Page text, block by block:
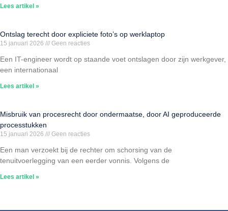
Lees artikel »
Ontslag terecht door expliciete foto’s op werklaptop
15 januari 2026 Geen reacties
Een IT-engineer wordt op staande voet ontslagen door zijn werkgever,
een internationaal
Lees artikel »
Misbruik van procesrecht door ondermaatse, door AI geproduceerde
processtukken
15 januari 2026 Geen reacties
Een man verzoekt bij de rechter om schorsing van de
tenuitvoerlegging van een eerder vonnis. Volgens de
Lees artikel »